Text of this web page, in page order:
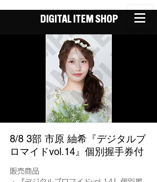
DIGITAL ITEM SHOP
8/8 3部 市原 紬希『デジタルブ
ロマイドvol.14』個別握手券付
販売商品